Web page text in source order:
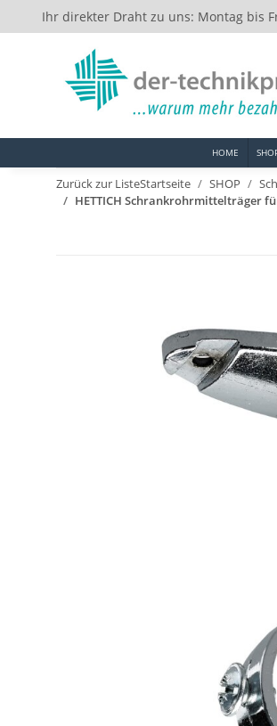
Ihr direkter Draht zu uns: Montag bis
HOME
Zurück zur ListeStartseite SHOP
HETTICH Schrankrohrmittelträger